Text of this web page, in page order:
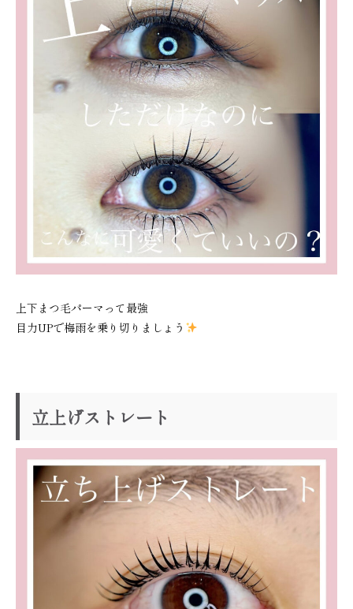
上下まつ毛パーマって最強
目力UPで梅雨を乗り切りましょう
立上げストレート